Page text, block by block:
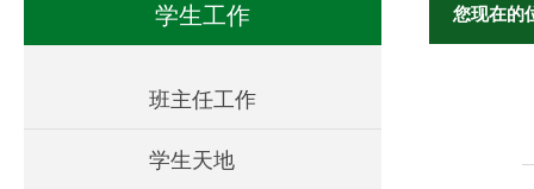
学生工作
班主任工作
学生天地
您现在的